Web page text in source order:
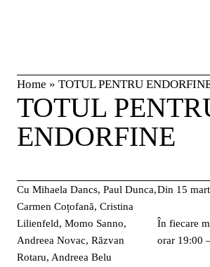
Home » TOTUL PENTRU
TOTUL
ENDORFINE
Cu Mihaela Dancs, Paul Dunca,
Carmen Coțofană, Cristina
Lilienfeld, Momo Sanno,
Andreea Novac, Răzvan
Rotaru, Andreea Belu
Din 15
În fiecare
orar 19:00